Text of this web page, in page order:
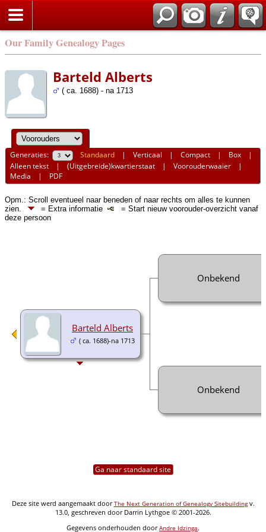
Our Family Genealogy Pages
Barteld Alberts
( ca. 1688) - na 1713
Generaties: Standaard |Verticaal |Compact | Box |
Alleen tekst |(Uitgebreide)kwartierstaat |Voorouderwaaier |
Media | PDF
Opm.: Scroll eventueel naar beneden of naar rechts om alles te kunnen
zien.
= Extra informatie
= Start nieuw voorouder-overzicht vanaf
deze persoon
Barteld Alberts
( ca. 1688)-na 1713
Onbekend
Onbekend
Ga naar standaard site
Deze site werd aangemaakt doorThe Next Generation of Genealogy Sitebuildingv.
13.0, geschreven door Darrin Lythgoe © 2001-2026.
Gegevens onderhouden doorAndre Idzinga.